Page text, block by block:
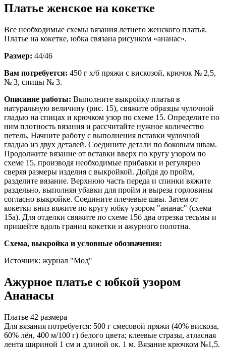
Платье женское на кокетке
Все необходимые схемы вязания летнего женского платья.
Платье на кокетке, юбка связана рисунком «ананас».
Размер: 44/46
Вам потребуется: 450 г х/б пряжи с вискозой, крючок № 2,5,
№ 3, спицы № 3.
Описание работы: Выполните выкройку платья в
натуральную величину (рис. 15), свяжите образцы чулочной
гладью на спицах и крючком узор по схеме 15. Определите по
ним плотность вязания и рассчитайте нужное количество
петель. Начните работу с выполнения вставки чулочной
гладью из двух деталей. Соедините детали по боковым швам.
Продолжите вязание от вставки вверх по кругу узором по
схеме 15, производя необходимые прибавки и регулярно
сверяя размеры изделия с выкройкой. Дойдя до пройм,
разделите вязание. Верхнюю часть переда и спинки вяжите
раздельно, выполняя убавки для пройм и выреза горловины
согласно выкройке. Соедините плечевые швы. Затем от
кокетки вниз вяжите по кругу юбку узором "ананас" (схема
15а). Для отделки свяжите по схеме 15б два отрезка тесьмы и
пришейте вдоль границ кокетки и ажурного полотна.
Схема, выкройка и условные обозначения:
Источник: журнал "Мод"
Ажурное платье с юбкой узором
Ананасы
Платье 42 размера
Для вязания потребуется: 500 г смесовой пряжи (40% вискоза,
60% лён, 400 м/100 г) белого цвета; клеевые стразы, атласная
лента шириной 1 см и длиной ок. 1 м. Вязание крючком №1,5.